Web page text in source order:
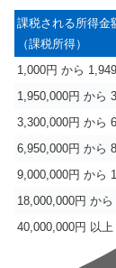
課税される所得金
（課税所得）
1,000円 から
1,950,000円 から
3,300,000円 から
6,950,000円 から
9,000,000円 から
18,000,000円 か
40,000,000円 以上